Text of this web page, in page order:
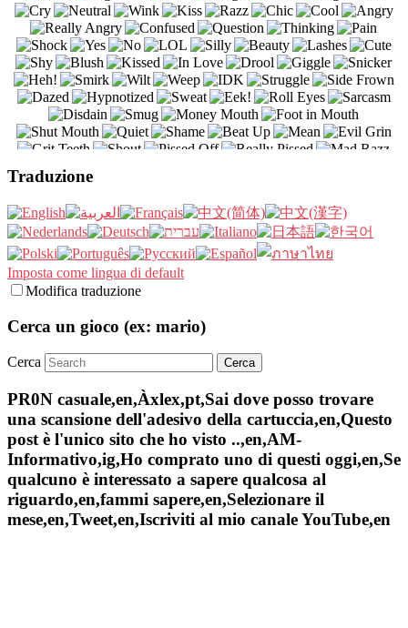
Traduzione
Imposta come lingua di default
Modifica traduzione
Cerca un gioco (ex: mario)
Cerca
PR0N casuale,en,Àxlex,pt,Sai dove posso trovare
una scansione dell'adesivo della cartuccia,en,Questo
post è l'unico sito che ho visto ..,en,AM-
Informativo,ig,Ho comprato uno di questi oggi,en,Se
qualcuno è interessato a sapere qualcosa al
riguardo,en,fammi sapere,en,Selezionare il
mese,en,Tweet,en,Iscriviti al mio canale YouTube,en